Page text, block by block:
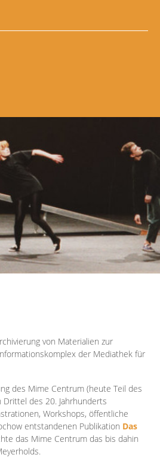
von Materialien zur
der Mediathek für
des Mime Centrum (heute Teil des
des 20. Jahrhunderts
Workshops, öffentliche
entstandenen Publikation Das
das Mime Centrum das bis dahin